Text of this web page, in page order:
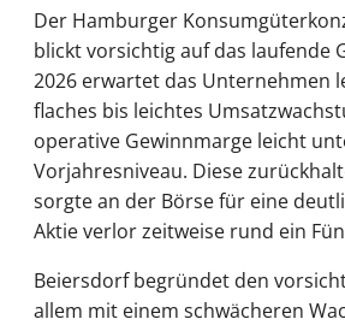
Der Hamburger
blickt vorsichtig auf das laufende
2026 erwartet das Unternehmen
flaches bis leichtes
operative Gewinnmarge leicht
Vorjahresniveau. Diese
sorgte an der Börse für eine
Aktie verlor zeitweise rund ein
Beiersdorf begründet den
allem mit einem schwächeren